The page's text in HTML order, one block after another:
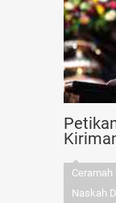
Naskah